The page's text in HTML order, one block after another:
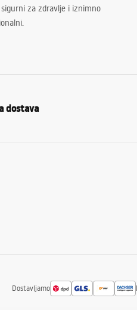
za zdravlje i iznimno
dostava
Dostavljamo